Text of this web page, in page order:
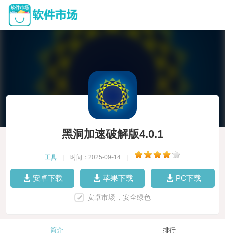
黑洞加速破解版4.0.1
工具 时间：2025-09-14
安卓下载 苹果下载 PC下载
安卓市场，安全绿色
简介 排行